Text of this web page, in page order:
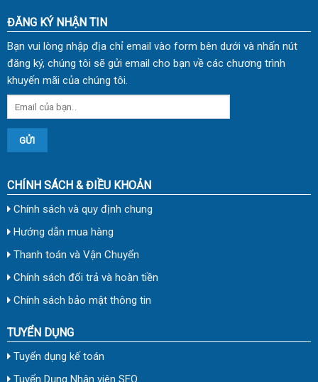
ĐĂNG KÝ NHẬN TIN
Bạn vui lòng nhập địa chỉ email vào form bên dưới và nhấn nút
đăng ký, chúng tôi sẽ gửi email cho bạn về các chương trình
khuyến mãi của chúng tôi.
CHÍNH SÁCH & ĐIỀU KHOẢN
Chính sách và quy định chung
Hướng dẫn mua hàng
Thanh toán và Vận Chuyển
Chính sách đổi trả và hoàn tiền
Chính sách bảo mật thông tin
TUYỂN DỤNG
Tuyển dụng kế toán
Tuyển Dụng Nhân viên SEO